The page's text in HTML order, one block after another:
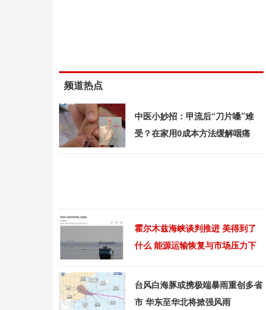
频道热点
中医小妙招：甲流后“刀片嗓”难
受？在家用0成本方法缓解咽痛
霍尔木兹海峡谈判推进 美得到了
什么 能源运输恢复与市场压力下
台风白海豚或携极端暴雨重创多省
市 华东至华北将掀强风雨